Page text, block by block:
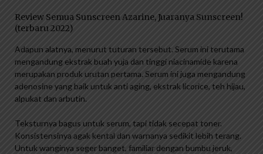
Review Semua Sunscreen Azarine, Juaranya Sunscreen!
(terbaru 2022)
Adapun alatnya, menurut tuturan tersebut. Serum ini terutama
mengandung ekstrak buah yuja dan tinggi niacinamide karena
merupakan produk urutan pertama. Serum ini juga mengandung
adenosine yang baik untuk anti aging, ekstrak licorice, teh hijau,
alpukat dan arbutin.
Teksturnya bagus untuk serum, tapi tidak secepat toner.
Konsistensinya agak kental dan warnanya sedikit lebih terang.
Untuk wanginya seger banget, familiar dengan bumbu jeruk,